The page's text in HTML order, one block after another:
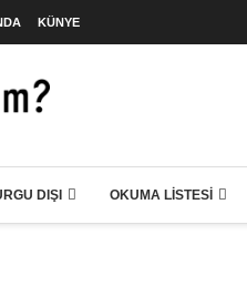
KÜNYE
DIŞI OKUMA LISTESI